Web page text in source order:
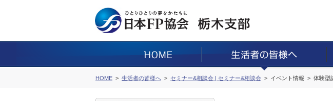
HOME 生活者の皆様へ セミナー&相談会 | セミナー&相談会 イベント情報 体験型